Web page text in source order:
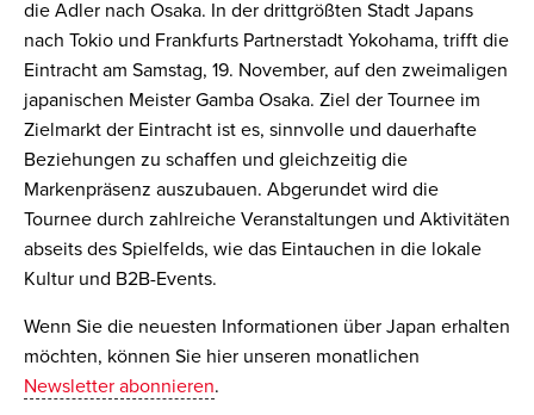
die Adler nach Osaka. In der drittgrößten Stadt Japans
nach Tokio und Frankfurts Partnerstadt Yokohama, trifft die
Eintracht am Samstag, 19. November, auf den zweimaligen
japanischen Meister Gamba Osaka. Ziel der Tournee im
Zielmarkt der Eintracht ist es, sinnvolle und dauerhafte
Beziehungen zu schaffen und gleichzeitig die
Markenpräsenz auszubauen. Abgerundet wird die
Tournee durch zahlreiche Veranstaltungen und Aktivitäten
abseits des Spielfelds, wie das Eintauchen in die lokale
Kultur und B2B-Events.
Wenn Sie die neuesten Informationen über Japan erhalten
möchten, können Sie hier unseren monatlichen
Newsletter abonnieren.